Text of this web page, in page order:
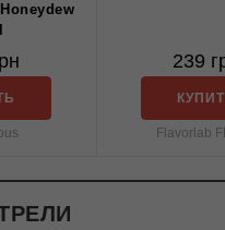
239
Flavorlab